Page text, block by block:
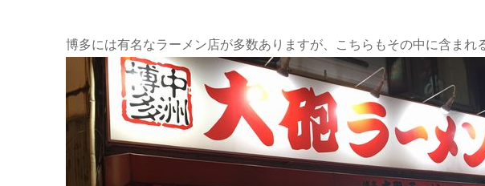
博多には有名なラーメン店が多数ありますが、こちらもその中に含まれ